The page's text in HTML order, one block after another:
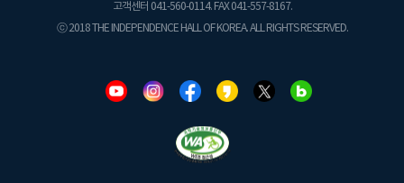
고객센터 041-560-0114. FAX 041-557-8167.
ⓒ 2018 THE INDEPENDENCE HALL OF KOREA. ALL RIGHTS RESERVED.